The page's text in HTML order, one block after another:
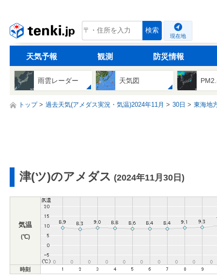
tenki.jp 検索
現在地
天気予報 観測 防災情報
雨雲レーダー 天気図
トップ 過去天気(アメダス実況・気温)2024年11月 30日 東海地
津(ツ)のアメダス (2024年11月30日)
気温
(℃)
時刻